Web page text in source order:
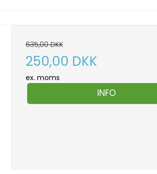
635,00 DKK
250,00 DKK
ex. moms
INFO